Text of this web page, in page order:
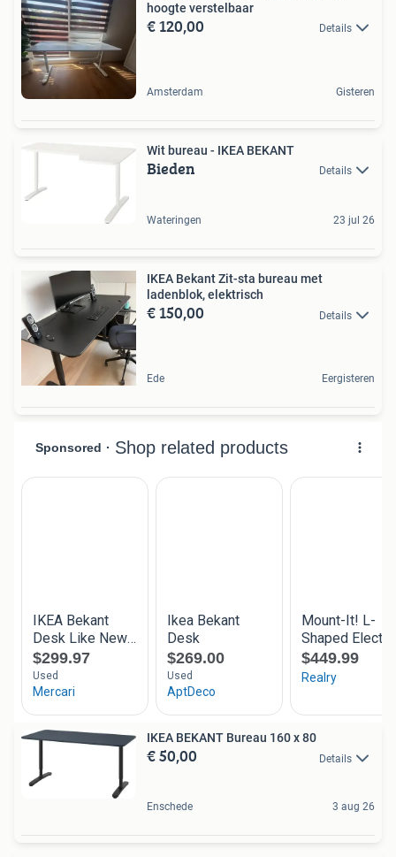
hoogte verstelbaar
€ 120,00 Details
Amsterdam Gisteren
Wit bureau - IKEA BEKANT
Bieden Details
Wateringen 23 jul 26
IKEA Bekant Zit-sta bureau met
ladenblok, elektrisch
€ 150,00 Details
Ede Eergisteren
IKEA BEKANT Bureau 160 x 80
€ 50,00 Details
Enschede 3 aug 26